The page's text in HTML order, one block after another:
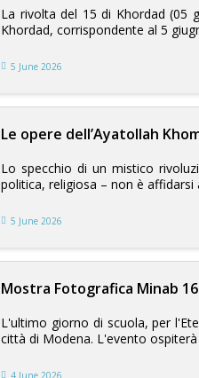
La rivolta del 15 di Khordad (05
Khordad, corrispondente al 5
5 June 2026
Le opere dell’Ayatollah
Lo specchio di un mistico
politica, religiosa – non è affidarsi
5 June 2026
Mostra Fotografica Minab
L'ultimo giorno di scuola, per
città di Modena. L'evento
4 June 2026